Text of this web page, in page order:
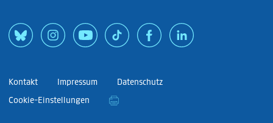
Kontakt Impressum
Datenschutz
Cookie-Einstellungen